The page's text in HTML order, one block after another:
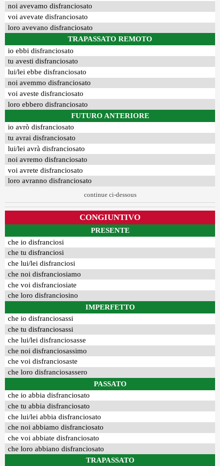
noi avevamo disfranciosato
voi avevate disfranciosato
loro avevano disfranciosato
TRAPASSATO REMOTO
io ebbi disfranciosato
tu avesti disfranciosato
lui/lei ebbe disfranciosato
noi avemmo disfranciosato
voi aveste disfranciosato
loro ebbero disfranciosato
FUTURO ANTERIORE
io avrò disfranciosato
tu avrai disfranciosato
lui/lei avrà disfranciosato
noi avremo disfranciosato
voi avrete disfranciosato
loro avranno disfranciosato
continue ci-dessous
CONGIUNTIVO
PRESENTE
che io disfranciosi
che tu disfranciosi
che lui/lei disfranciosi
che noi disfranciosiamo
che voi disfranciosiate
che loro disfranciosino
IMPERFETTO
che io disfranciosassi
che tu disfranciosassi
che lui/lei disfranciosasse
che noi disfranciosassimo
che voi disfranciosaste
che loro disfranciosassero
PASSATO
che io abbia disfranciosato
che tu abbia disfranciosato
che lui/lei abbia disfranciosato
che noi abbiamo disfranciosato
che voi abbiate disfranciosato
che loro abbiano disfranciosato
TRAPASSATO